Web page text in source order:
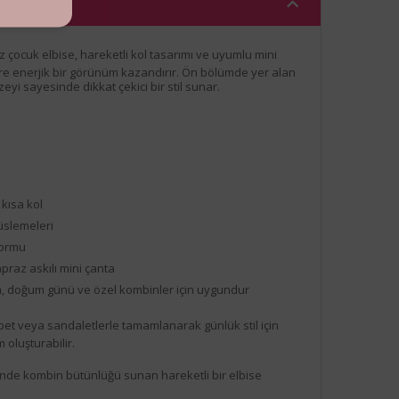
çocuk elbise, hareketli kol tasarımı ve uyumlu mini
enerjik bir görünüm kazandırır. Ön bölümde yer alan
sayesinde dikkat çekici bir stil sunar.
kol
askılı mini çanta
doğum günü ve özel kombinler için uygundur
veya sandaletlerle tamamlanarak günlük stil için
oluşturabilir.
kombin bütünlüğü sunan hareketli bir elbise